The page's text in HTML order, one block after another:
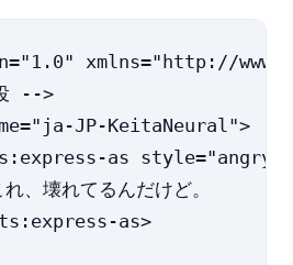
xmlns="http://
-->
JP-KeitaNeural">
as style="angry">
、壊れてるんだけど。
as>